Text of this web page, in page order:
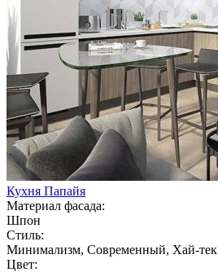
Кухня Папайя
Материал фасада:
Шпон
Стиль:
Минимализм, Современный, Хай-тек
Цвет: